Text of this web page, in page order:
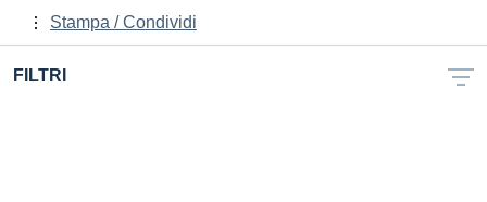
Stampa / Condividi
FILTRI